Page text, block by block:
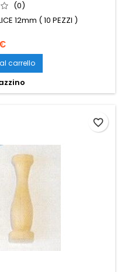
(0)
12mm ( 10 PEZZI )
carrello
favorite_border